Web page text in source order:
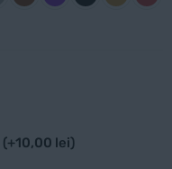
(+10,00 lei)